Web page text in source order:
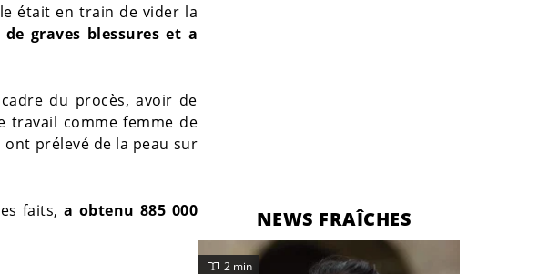
était en train de vider la
graves blessures et a
du procès, avoir de
travail comme femme de
prélevé de la peau sur
faits, a obtenu 885 000
NEWS FRAÎCHES
2 min